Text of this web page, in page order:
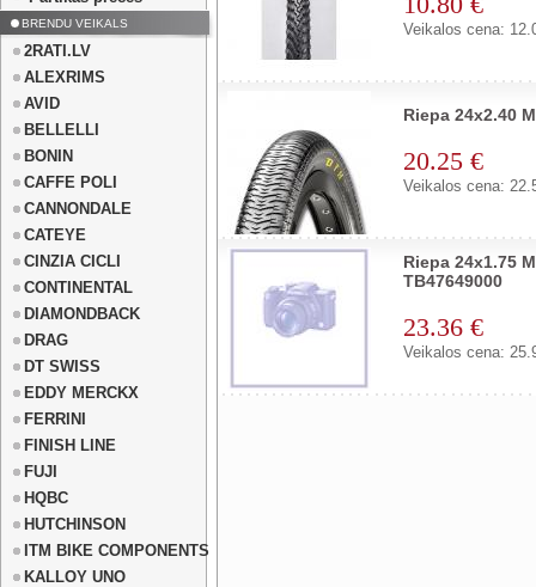
BRENDU VEIKALS
2RATI.LV
ALEXRIMS
AVID
BELLELLI
BONIN
CAFFE POLI
CANNONDALE
CATEYE
CINZIA CICLI
CONTINENTAL
DIAMONDBACK
DRAG
DT SWISS
EDDY MERCKX
FERRINI
FINISH LINE
FUJI
HQBC
HUTCHINSON
ITM BIKE COMPONENTS
KALLOY UNO
Veikalos cena:
Riepa 24x2.40
20.25 €
Veikalos cena:
Riepa 24x1.75
TB47649000
23.36 €
Veikalos cena: